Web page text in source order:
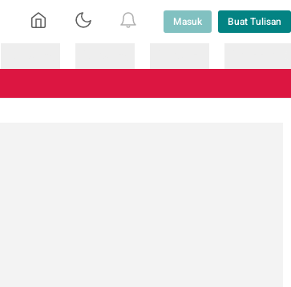
Masuk Buat Tulisan